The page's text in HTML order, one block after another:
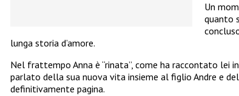
Un
quanto
lunga storia d’amore.
Nel frattempo Anna è “rinata”, come ha raccontato lei
parlato della sua nuova vita insieme al figlio Andre e
definitivamente pagina.